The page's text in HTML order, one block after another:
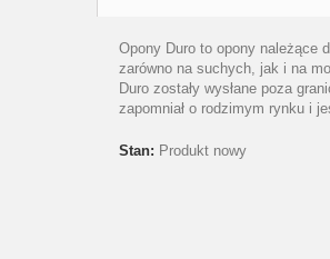
Opony Duro to opony należące
zarówno na suchych, jak i na
Duro zostały wysłane poza
zapomniał o rodzimym rynku i
Stan: Produkt nowy